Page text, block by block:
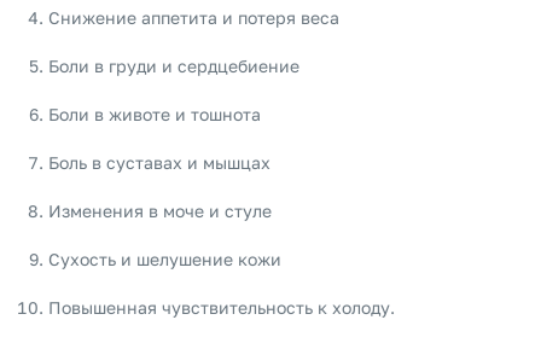
Снижение аппетита и потеря веса
Боли в груди и сердцебиение
Боли в животе и тошнота
Боль в суставах и мышцах
Изменения в моче и стуле
Сухость и шелушение кожи
Повышенная чувствительность к холоду.